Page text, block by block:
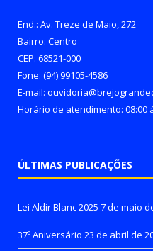
End.: Av. Treze de Maio, 272
Bairro: Centro
CEP: 68521-000
Fone: (94) 99105-4586
E-mail:
Horário de atendimento: 08:00
ÚLTIMAS PUBLICAÇÕES
Lei Aldir Blanc 2025 7 de maio
37º Aniversário 23 de abril de